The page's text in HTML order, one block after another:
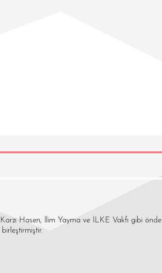
Hasen, İlim Yayma ve İLKE Vakfı gibi önde